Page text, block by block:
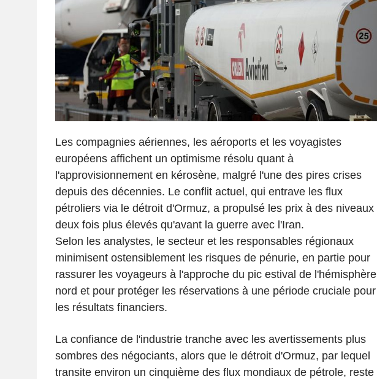
Les compagnies aériennes, les aéroports et les voyagistes
européens affichent un optimisme résolu quant à
l'approvisionnement en kérosène, malgré l'une des pires crises
depuis des décennies. Le conflit actuel, qui entrave les flux
pétroliers via le détroit d'Ormuz, a propulsé les prix à des niveaux
deux fois plus élevés qu'avant la guerre avec l'Iran.
Selon les analystes, le secteur et les responsables régionaux
minimisent ostensiblement les risques de pénurie, en partie pour
rassurer les voyageurs à l'approche du pic estival de l'hémisphère
nord et pour protéger les réservations à une période cruciale pour
les résultats financiers.
La confiance de l'industrie tranche avec les avertissements plus
sombres des négociants, alors que le détroit d'Ormuz, par lequel
transite environ un cinquième des flux mondiaux de pétrole, reste